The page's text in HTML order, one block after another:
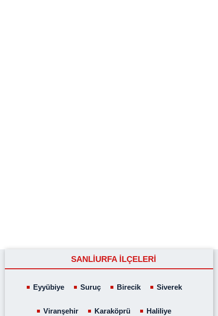
SANLİURFA İLÇELERİ
Eyyübiye Suruç Birecik Siverek
Viranşehir Karaköprü Haliliye